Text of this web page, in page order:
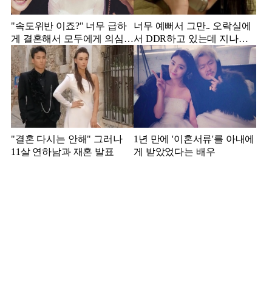
"속도위반 이죠?" 너무 급하
게 결혼해서 모두에게 의심
받았던 스타
너무 예뻐서 그만.. 오락실에
서 DDR하고 있는데 지나가
던 이상민이 캐스팅했다는 연
예인
"결혼 다시는 안해" 그러나
11살 연하남과 재혼 발표
1년 만에 '이혼서류'를 아내에
게 받았었다는 배우